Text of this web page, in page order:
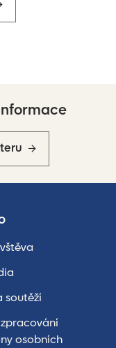
soutěží
osobních